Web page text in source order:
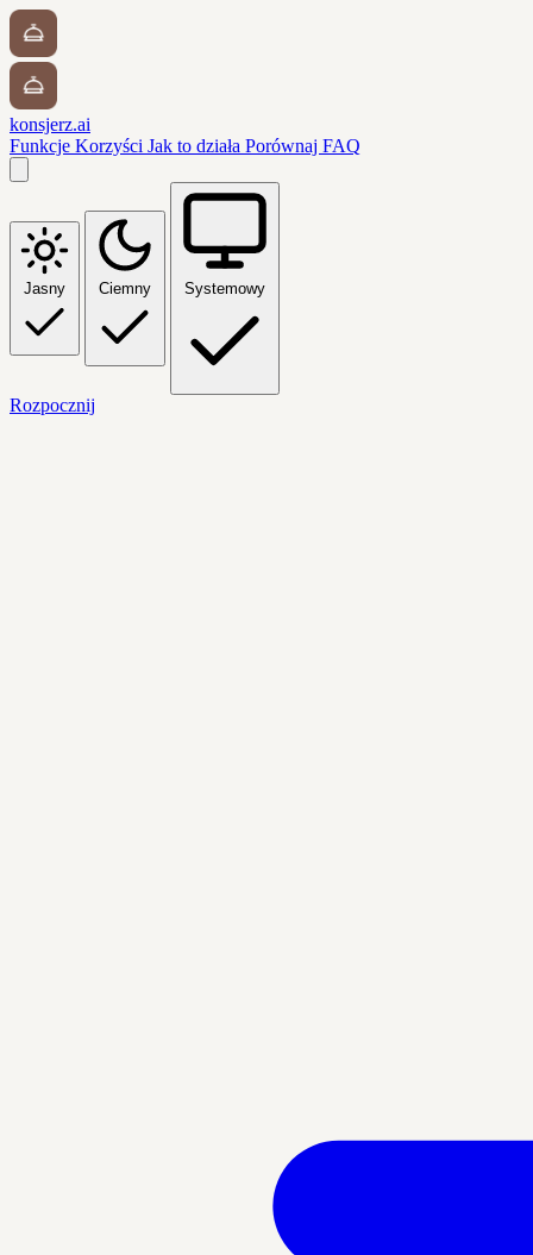
konsjerz.ai
Funkcje Korzyści Jak to działa Porównaj FAQ
Jasny Ciemny Systemowy
Rozpocznij